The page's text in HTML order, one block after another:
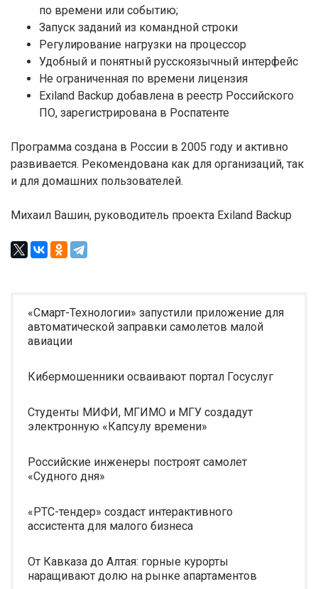
по времени или событию;
Запуск заданий из командной строки
Регулирование нагрузки на процессор
Удобный и понятный русскоязычный интерфейс
Не ограниченная по времени лицензия
Exiland Backup добавлена в реестр Российского
ПО, зарегистрирована в Роспатенте
Программа создана в России в 2005 году и активно
развивается. Рекомендована как для организаций, так
и для домашних пользователей.
Михаил Вашин, руководитель проекта Exiland Backup
«Смарт-Технологии» запустили приложение для
автоматической заправки самолетов малой
авиации
Кибермошенники осваивают портал Госуслуг
Студенты МИФИ, МГИМО и МГУ создадут
электронную «Капсулу времени»
Российские инженеры построят самолет
«Судного дня»
«РТС-тендер» создаст интерактивного
ассистента для малого бизнеса
От Кавказа до Алтая: горные курорты
наращивают долю на рынке апартаментов